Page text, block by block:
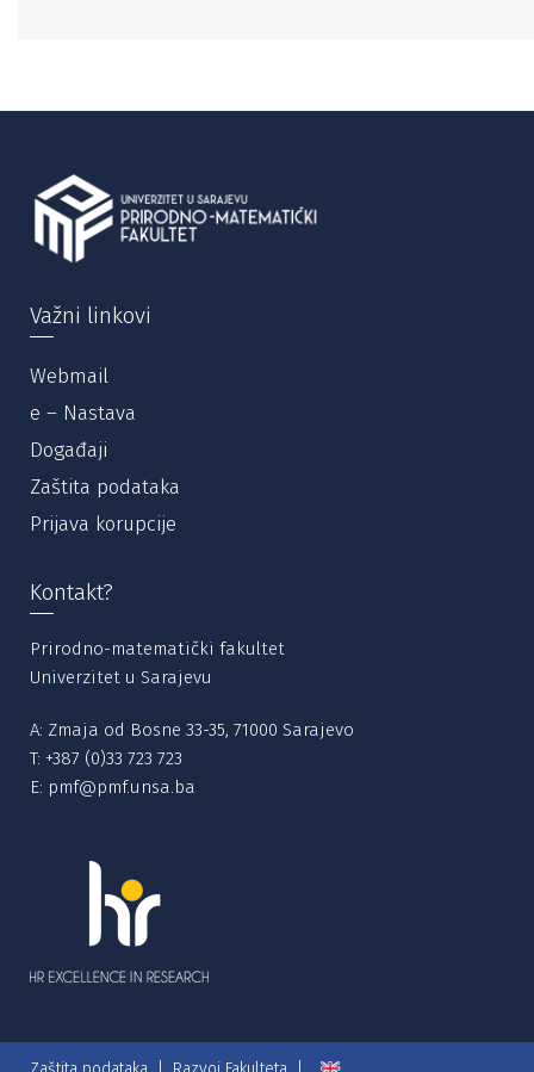
Važni linkovi
Webmail
e – Nastava
Događaji
Zaštita podataka
Prijava korupcije
Kontakt?
Prirodno-matematički fakultet
Univerzitet u Sarajevu
A: Zmaja od Bosne 33-35, 71000 Sarajevo
T: +387 (0)33 723 723
E: pmf@pmf.unsa.ba